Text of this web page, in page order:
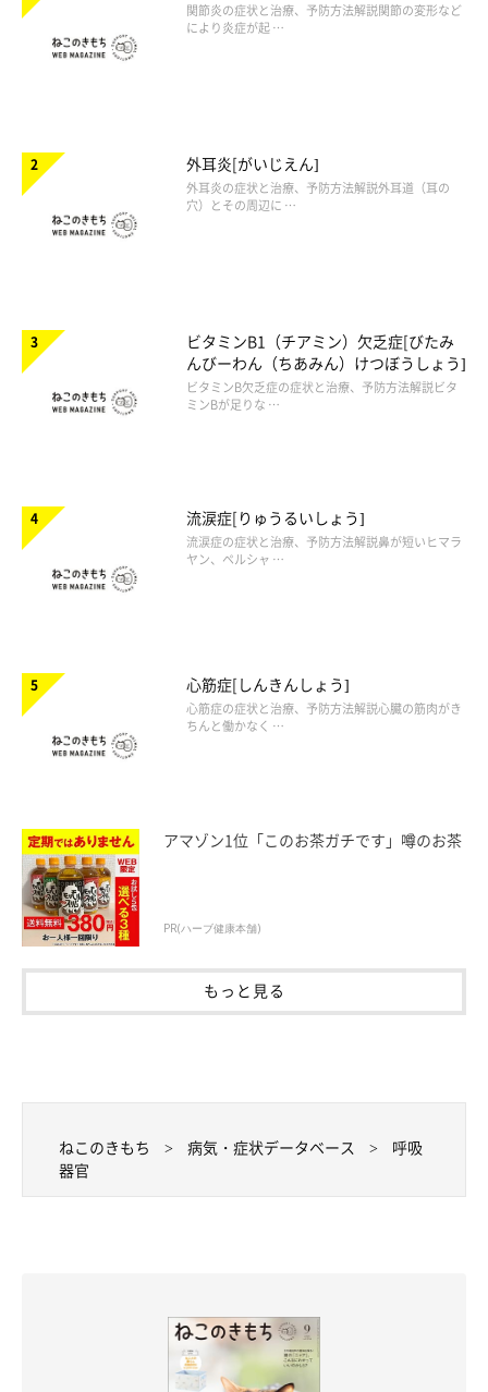
関節炎の症状と治療、予防方法解説関節の変形など
により炎症が起 …
外耳炎[がいじえん]
外耳炎の症状と治療、予防方法解説外耳道（耳の
穴）とその周辺に …
ビタミンB1（チアミン）欠乏症[びたみ
んびーわん（ちあみん）けつぼうしょう]
ビタミンB欠乏症の症状と治療、予防方法解説ビタ
ミンBが足りな …
流涙症[りゅうるいしょう]
流涙症の症状と治療、予防方法解説鼻が短いヒマラ
ヤン、ペルシャ …
心筋症[しんきんしょう]
心筋症の症状と治療、予防方法解説心臓の筋肉がき
ちんと働かなく …
アマゾン1位「このお茶ガチです」噂のお茶
PR(ハーブ健康本舗)
もっと見る
ねこのきもち 病気・症状データベース
呼吸
器官